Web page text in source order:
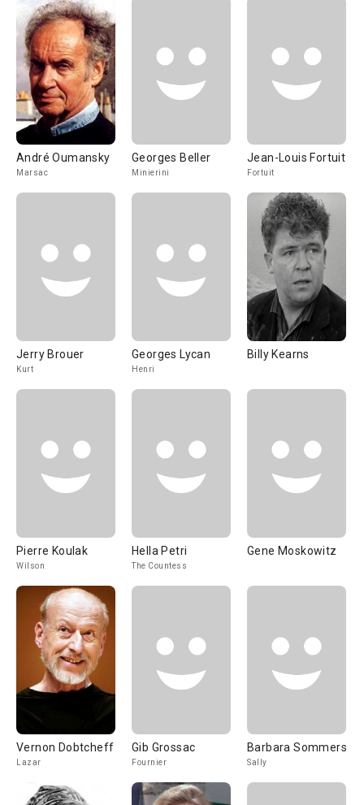
André Oumansky
Marsac
Georges Beller
Minierini
Jean-Louis Fortuit
Fortuit
Jerry Brouer
Kurt
Georges Lycan
Henri
Billy Kearns
Pierre Koulak
Wilson
Hella Petri
The Countess
Gene Moskowitz
Vernon Dobtcheff
Lazar
Gib Grossac
Fournier
Barbara Sommers
Sally